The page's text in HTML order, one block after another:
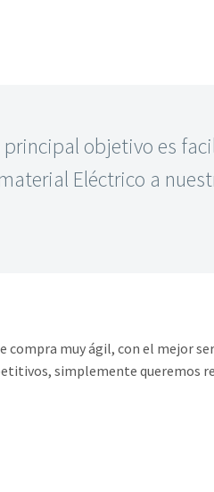
principal objetivo es
Eléctrico a
compra muy ágil, con el mejor
simplemente queremos